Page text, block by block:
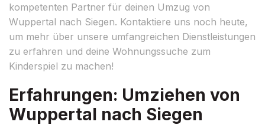
kompetenten Partner für deinen Umzug von
Wuppertal nach Siegen. Kontaktiere uns noch heute,
um mehr über unsere umfangreichen Dienstleistungen
zu erfahren und deine Wohnungssuche zum
Kinderspiel zu machen!
Erfahrungen: Umziehen von
Wuppertal nach Siegen